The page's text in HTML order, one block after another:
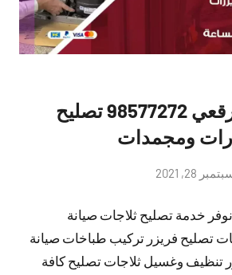
فني ثلاجات الرقعي 98577272 تصليح
ومجمدات
28, 2021
تعليقات
خدمة تصليح ثلاجات صيانة
تصليح فريزر تركيب طباخات صيانة
تنظيف وغسيل ثلاجات تصليح كافة